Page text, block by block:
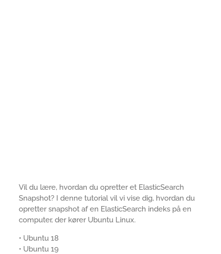
Vil du lære, hvordan du opretter et ElasticSearch
Snapshot? I denne tutorial vil vi vise dig, hvordan du
opretter snapshot af en ElasticSearch indeks på en
computer, der kører Ubuntu Linux.
• Ubuntu 18
• Ubuntu 19